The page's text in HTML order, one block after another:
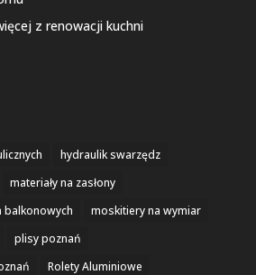
z renowacji kuchni
hydraulik swarzędz
materiały na zasłony
balkonowych
moskitiery na wymiar
plisy poznań
Rolety Aluminiowe